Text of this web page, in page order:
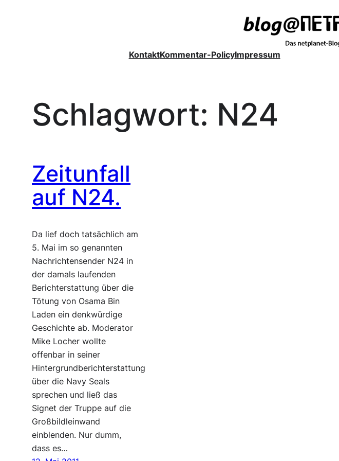
KontaktKommentar-PolicyImpressum
Schlagwort: N24
Zeitunfall
auf N24.
Da lief doch tatsächlich am
5. Mai im so genannten
Nachrichtensender N24 in
der damals laufenden
Berichterstattung über die
Tötung von Osama Bin
Laden ein denkwürdige
Geschichte ab. Moderator
Mike Locher wollte
offenbar in seiner
Hintergrundberichterstattung
über die Navy Seals
sprechen und ließ das
Signet der Truppe auf die
Großbildleinwand
einblenden. Nur dumm,
dass es…